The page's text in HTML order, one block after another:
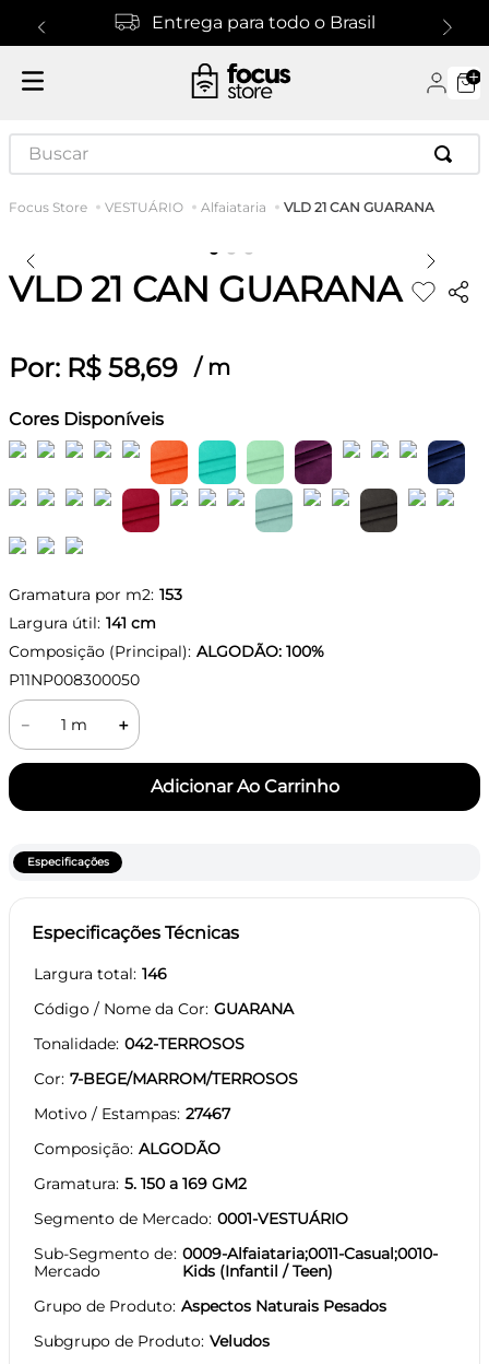
Entrega para todo o Brasil
Buscar
VESTUÁRIO Alfaiataria VLD 21 CAN GUARANA
VLD 21 CAN GUARANA
Por: R$ 58,69 / m
Cores Disponíveis
Gramatura por m2: 153
Largura útil: 141 cm
Composição (Principal): ALGODÃO: 100%
P11NP008300050
＋
－
Especificações
Especificações Técnicas
Largura total 146
Código / Nome da Cor GUARANA
Tonalidade 042-TERROSOS
Cor 7-BEGE/MARROM/TERROSOS
Motivo / Estampas 27467
Composição ALGODÃO
Gramatura 5. 150 a 169 GM2
Segmento de Mercado 0001-VESTUÁRIO
Sub-Segmento de
Mercado
0009-Alfaiataria;0011-Casual;0010-
Kids (Infantil / Teen)
Grupo de Produto Aspectos Naturais Pesados
Subgrupo de Produto Veludos